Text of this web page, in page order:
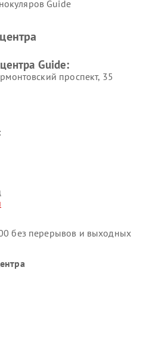
Guide
Guide:
проспект, 35
без перерывов и выходных